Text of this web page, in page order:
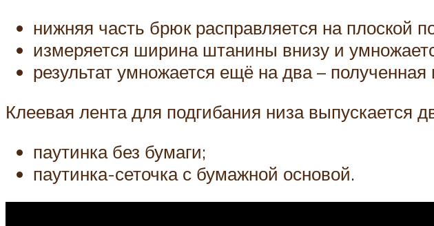
нижняя часть брюк расправляется на плоской
измеряется ширина штанины внизу и
результат умножается ещё на два –
Клеевая лента для подгибания низа выпускается
паутинка без бумаги;
паутинка-сеточка с бумажной основой.